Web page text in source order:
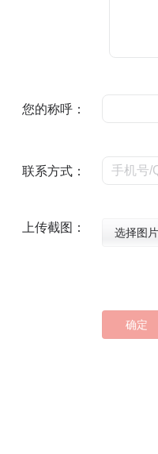
您的称呼：
联系方式：
上传截图： 选择图片
确定